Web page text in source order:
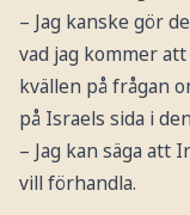
– Jag kanske gör
vad jag kommer
kvällen på frågan
på Israels sida i
– Jag kan säga att
vill förhandla.